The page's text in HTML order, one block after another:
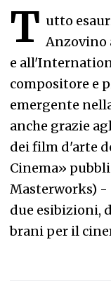
T utto
Anzovino
e
compositore e
emergente
anche grazie
dei film d'arte
Cinema»
Masterworks) -
due esibizioni,
brani per il